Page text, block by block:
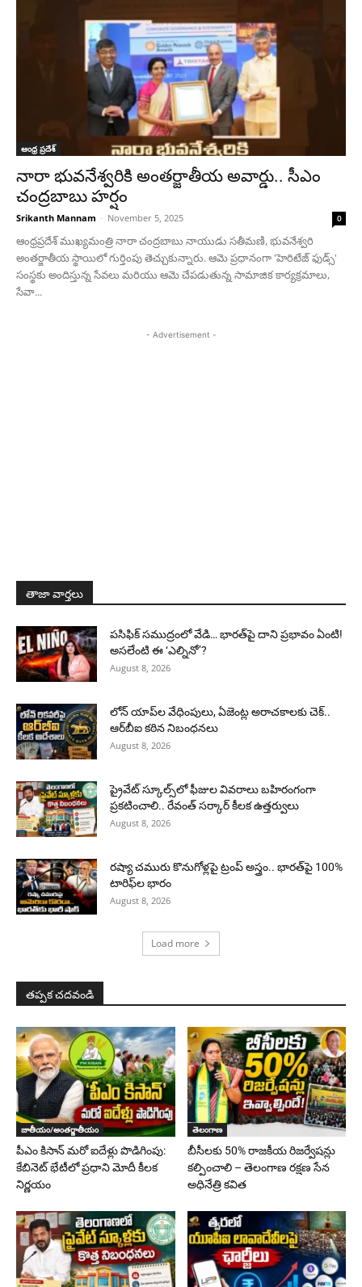
ఆంధ్ర ప్రదేశ్
నారా భువనేశ్వరికి అంతర్జాతీయ అవార్డు.. సీఎం
చంద్రబాబు హర్షం
Srikanth Mannam - November 5, 2025 0
ఆంధ్రప్రదేశ్ ముఖ్యమంత్రి నారా చంద్రబాబు నాయుడు సతీమణి, భువనేశ్వరి
అంతర్జాతీయ స్థాయిలో గుర్తింపు తెచ్చుకున్నారు. ఆమె ప్రధానంగా 'హెరిటేజ్ ఫుడ్స్'
సంస్థకు అందిస్తున్న సేవలు మరియు ఆమె చేపడుతున్న సామాజిక కార్యక్రమాలు,
సేవా...
- Advertisement -
తాజా వార్తలు
పసిఫిక్ సముద్రంలో వేడి… భారత్‌పై దాని ప్రభావం ఏంటి!
అసలేంటి ఈ ‘ఎల్నినో’?
August 8, 2026
లోన్ యాప్‌ల వేధింపులు, ఏజెంట్ల అరాచకాలకు చెక్..
ఆర్‌బీఐ కఠిన నిబంధనలు
August 8, 2026
ప్రైవేట్ స్కూల్స్‌లో ఫీజుల వివరాలు బహిరంగంగా
ప్రకటించాలి.. రేవంత్ సర్కార్ కీలక ఉత్తర్వులు
August 8, 2026
రష్యా చమురు కొనుగోళ్లపై ట్రంప్ అస్త్రం.. భారత్‌పై 100%
టారిఫ్‌ల భారం
August 8, 2026
Load more
తప్పక చదవండి
జాతీయం/అంతర్జాతీయం
పీఎం కిసాన్ మరో ఐదేళ్లు పొడిగింపు:
కేబినెట్ భేటీలో ప్రధాని మోదీ కీలక
నిర్ణయం
తెలంగాణ
బీసీలకు 50% రాజకీయ రిజర్వేషన్లు
కల్పించాలి – తెలంగాణ రక్షణ సేన
అధినేత్రి కవిత